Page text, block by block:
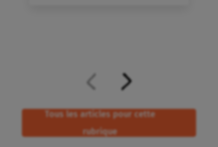
Tous les articles pour cette
rubrique